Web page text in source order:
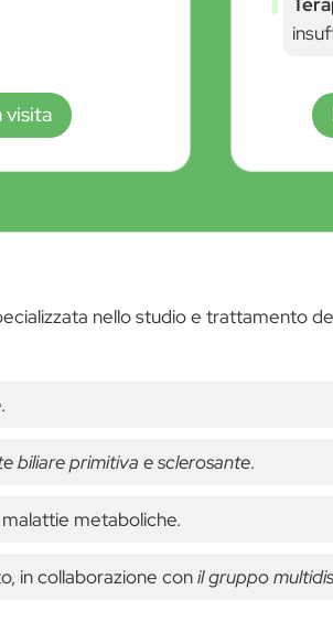
visita
nello studio e trattamento
.
biliare primitiva e sclerosante.
metaboliche.
in collaborazione conil gruppo